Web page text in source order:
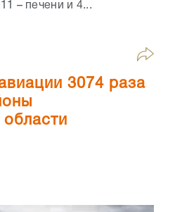
– печени и 4...
3074 раза
области